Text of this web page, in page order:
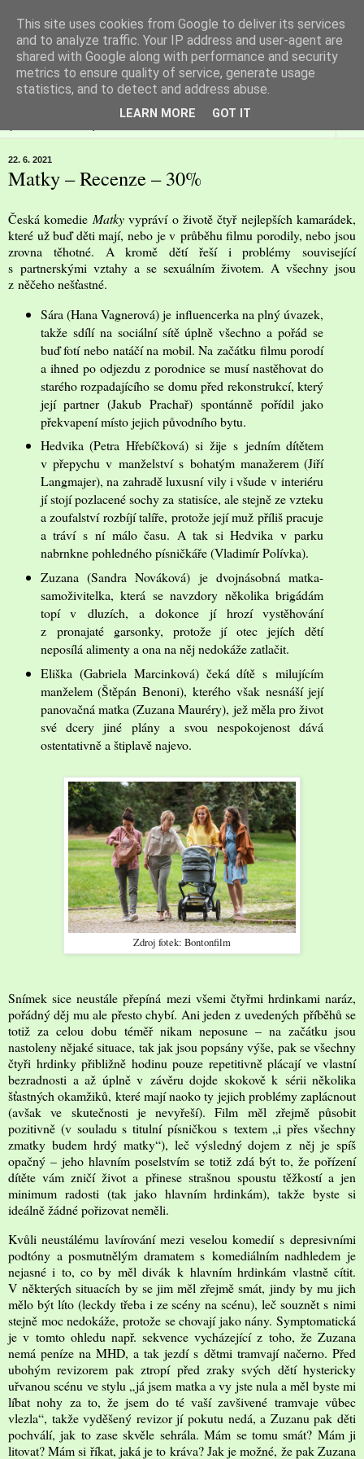
Filmspot
Recenze Honzy Vargy na filmové novinky v kinech
22. 6. 2021
Matky – Recenze – 30%
Česká komedie Matkyvypráví o životě čtyř nejlepších kamarádek,
které už buď děti mají, nebo je v průběhu filmu porodily, nebo jsou
zrovna těhotné. A kromě dětí řeší i problémy související
s partnerskými vztahy a se sexuálním životem. A všechny jsou
z něčeho nešťastné.
Sára (Hana Vagnerová) je influencerka na plný úvazek,
takže sdílí na sociální sítě úplně všechno a pořád se
buď fotí nebo natáčí na mobil. Na začátku filmu porodí
a ihned po odjezdu z porodnice se musí nastěhovat do
starého rozpadajícího se domu před rekonstrukcí, který
její partner (Jakub Prachař) spontánně pořídil jako
překvapení místo jejich původního bytu.
Hedvika (Petra Hřebíčková) si žije s jedním dítětem
v přepychu v manželství s bohatým manažerem (Jiří
Langmajer), na zahradě luxusní vily i všude v interiéru
jí stojí pozlacené sochy za statisíce, ale stejně ze vzteku
a zoufalství rozbíjí talíře, protože její muž příliš pracuje
a tráví s ní málo času. A tak si Hedvika v parku
nabrnkne pohledného písničkáře (Vladimír Polívka).
Zuzana (Sandra Nováková) je dvojnásobná matka-
samoživitelka, která se navzdory několika brigádám
topí v dluzích, a dokonce jí hrozí vystěhování
z pronajaté garsonky, protože jí otec jejích dětí
neposílá alimenty a ona na něj nedokáže zatlačit.
Eliška (Gabriela Marcinková) čeká dítě s milujícím
manželem (Štěpán Benoni), kterého však nesnáší její
panovačná matka (Zuzana Mauréry), jež měla pro život
své dcery jiné plány a svou nespokojenost dává
ostentativně a štiplavě najevo.
Zdroj fotek: Bontonfilm
Snímek sice neustále přepíná mezi všemi čtyřmi hrdinkami naráz,
pořádný děj mu ale přesto chybí. Ani jeden z uvedených příběhů se
totiž za celou dobu téměř nikam neposune – na začátku jsou
nastoleny nějaké situace, tak jak jsou popsány výše, pak se všechny
čtyři hrdinky přibližně hodinu pouze repetitivně plácají ve vlastní
bezradnosti a až úplně v závěru dojde skokově k sérii několika
šťastných okamžiků, které mají naoko ty jejich problémy zaplácnout
(avšak ve skutečnosti je nevyřeší). Film měl zřejmě působit
pozitivně (v souladu s titulní písničkou s textem „i přes všechny
zmatky budem hrdý matky“), leč výsledný dojem z něj je spíš
opačný – jeho hlavním poselstvím se totiž zdá být to, že pořízení
dítěte vám zničí život a přinese strašnou spoustu těžkostí a jen
minimum radosti (tak jako hlavním hrdinkám), takže byste si
ideálně žádné pořizovat neměli.
Kvůli neustálému lavírování mezi veselou komedií s depresivními
podtóny a posmutnělým dramatem s komediálním nadhledem je
nejasné i to, co by měl divák k hlavním hrdinkám vlastně cítit.
V některých situacích by se jim měl zřejmě smát, jindy by mu jich
mělo být líto (leckdy třeba i ze scény na scénu), leč souznět s nimi
stejně moc nedokáže, protože se chovají jako nány. Symptomatická
je v tomto ohledu např. sekvence vycházející z toho, že Zuzana
nemá peníze na MHD, a tak jezdí s dětmi tramvají načerno. Před
ubohým revizorem pak ztropí před zraky svých dětí hystericky
uřvanou scénu ve stylu „já jsem matka a vy jste nula a měl byste mi
líbat nohy za to, že jsem do té vaší zavšivené tramvaje vůbec
vlezla“, takže vyděšený revizor jí pokutu nedá, a Zuzanu pak děti
pochválí, jak to zase skvěle sehrála. Mám se tomu smát? Mám ji
litovat? Mám si říkat, jaká je to kráva? Jak je možné, že pak Zuzana
This site uses cookies from Google to deliver its services
and to analyze traffic. Your IP address and user-agent are
shared with Google along with performance and security
metrics to ensure quality of service, generate usage
statistics, and to detect and address abuse.
LEARN MORE GOT IT